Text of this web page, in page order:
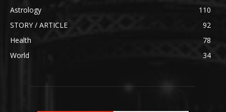
Astrology
110
STORY / ARTICLE
92
Health
78
World
34